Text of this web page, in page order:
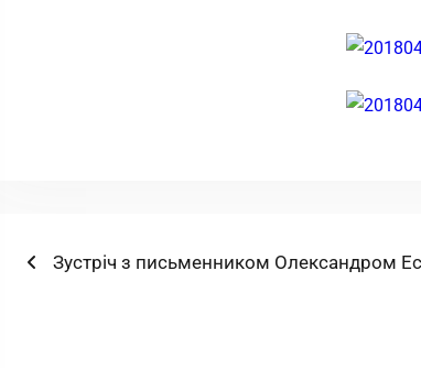
Навігація
Попередній
Зустріч з письменником Олександром